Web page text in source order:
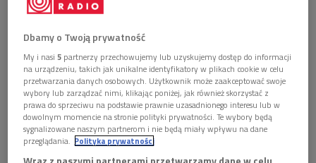
Tomasz Konieczny Foto: Igor Omulecki
Sławna "Walkiria" Ryszarda Wagnera powraca na scenę Opery
Dbamy o Twoją prywatność
My i nasi5 partnerzy przechowujemy lub uzyskujemy dostęp do informacji
na urządzeniu, takich jak unikalne identyfikatory w plikach cookie w celu
przetwarzania danych osobowych. Użytkownik może zaakceptować swoje
wybory lub zarządzać nimi, klikając poniżej, jak również skorzystać z
prawa do sprzeciwu na podstawie prawnie uzasadnionego interesu lub w
dowolnym momencie na stronie polityki prywatności. Te wybory będą
sygnalizowane naszym partnerom i nie będą miały wpływu na dane
przeglądania. Polityka prywatności